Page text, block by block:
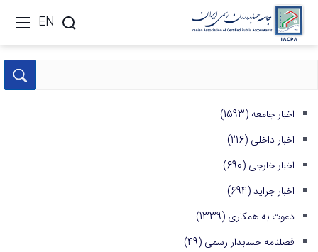
EN
اخبار جامعه (1593)
اخبار داخلی (216)
اخبار خارجی (690)
اخبار جراید(694)
دعوت به همکاری (1339)
فصلنامه حسابدار رسمی (49)